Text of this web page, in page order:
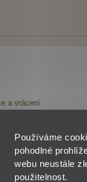
Používáme
pohodlné
webu neustále
použitelnost.
a vrácení